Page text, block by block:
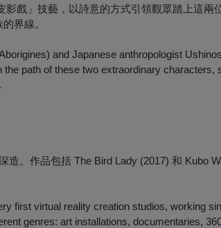
戲」技藝，以詩意的方式引領觀眾踏上這兩
界線。
and Japanese anthropologist
path of these two extraordinary characters,
。作品包括 The Bird Lady (2017) 和 Kubo
first virtual reality creation studios, working
genres: art installations, documentaries,